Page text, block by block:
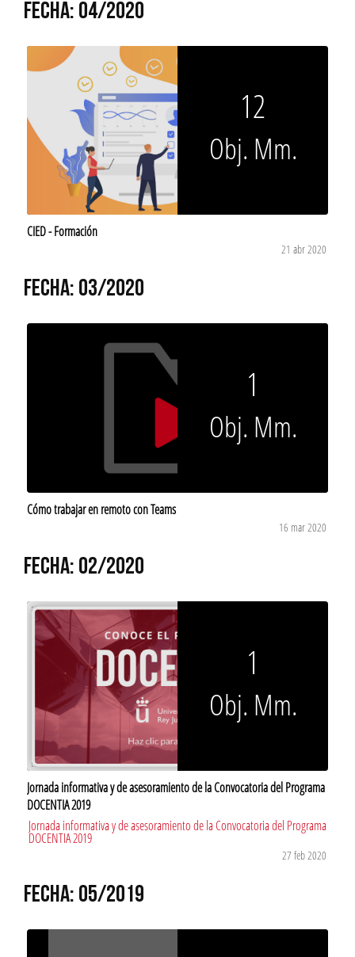
FECHA: 04/2020
12
Obj. Mm.
CIED - Formación
21 abr 2020
FECHA: 03/2020
1
Obj. Mm.
Cómo trabajar en remoto con Teams
16 mar 2020
FECHA: 02/2020
1
Obj. Mm.
Jornada informativa y de asesoramiento de la Convocatoria del Programa
DOCENTIA 2019
Jornada informativa y de asesoramiento de la Convocatoria del Programa
DOCENTIA 2019
27 feb 2020
FECHA: 05/2019